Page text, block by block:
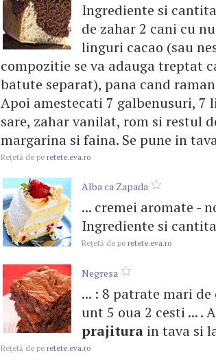
Ingrediente si
de zahar 2 cani cu
linguri cacao (sau
compozitie se va adauga treptat
batute separat), pana cand
Apoi amestecati 7 galbenusuri,
sare, zahar vanilat, rom si restul
margarina si faina. Se pune in
Reţetă de pe retete.eva.ro
Alba ca Zapada
... cremei aromate -
Ingrediente si
Reţetă de pe retete.eva.ro
Negresa
... : 8 patrate mari
unt 5 oua 2 cesti ... .
prajitura in tava si
Reţetă de pe retete.eva.ro